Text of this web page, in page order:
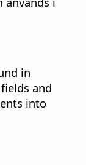
in
and
into